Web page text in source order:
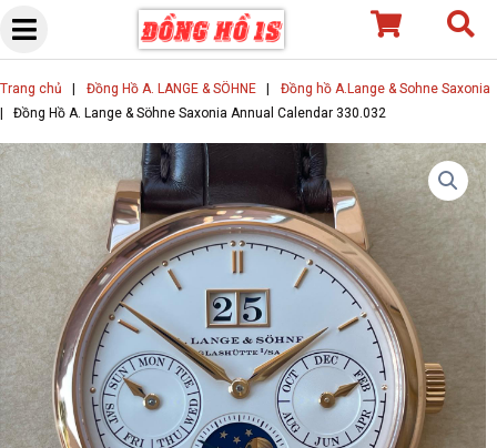
Skip
content
Trang chủ Đồng Hồ A. LANGE & SÖHNE
Đồng hồ A.Lange & Sohne Saxonia
Đồng Hồ A. Lange & Söhne Saxonia Annual Calendar 330.032